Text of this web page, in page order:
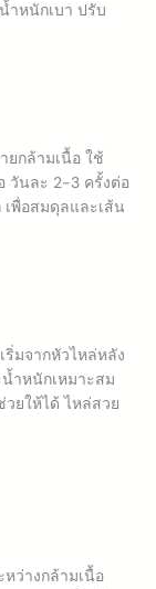
ำหนักเบา ปรับ
ยกล้ามเนื้อ ใช้
วันละ 2-3 ครั้งต่อ
พื่อสมดุลและเส้น
มจากหัวไหล่หลัง
ำหนักเหมาะสม
วยให้ได้ ไหล่สวย
ว่างกล้ามเนื้อ